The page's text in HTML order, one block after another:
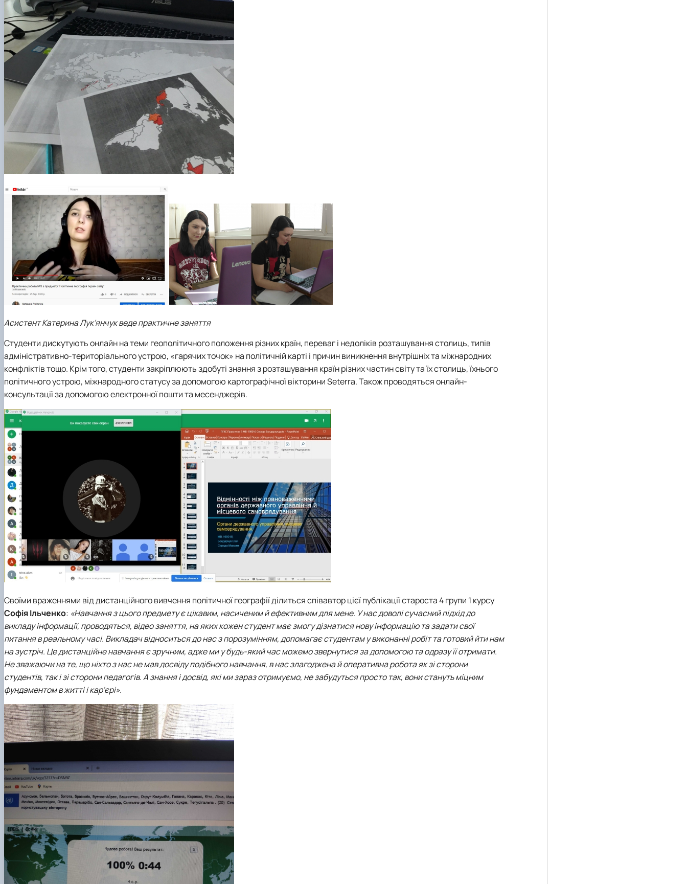
Асистент Катерина Лук’янчук веде практичне заняття
Студенти дискутують онлайн на теми геополітичного положення різних країн, переваг і недоліків розташування столиць, типів
адміністративно-територіального устрою, «гарячих точок» на політичній карті і причин виникнення внутрішніх та міжнародних
конфліктів тощо. Крім того, студенти закріплюють здобуті знання з розташування країн різних частин світу та їх столиць, їхнього
політичного устрою, міжнародного статусу за допомогою картографічної вікторини Seterra. Також проводяться онлайн-
консультації за допомогою електронної пошти та месенджерів.
Своїми враженнями від дистанційного вивчення політичної географії ділиться співавтор цієї публікації староста 4 групи 1 курсу
Софія Ільченко: «Навчання з цього предмету є цікавим, насиченим й ефективним для мене. У нас доволі сучасний підхід до
викладу інформації, проводяться, відео заняття, на яких кожен студент має змогу дізнатися нову інформацію та задати свої
питання в реальному часі. Викладач відноситься до нас з порозумінням, допомагає студентам у виконанні робіт та готовий йти нам
на зустріч. Це дистанційне навчання є зручним, адже ми у будь-який час можемо звернутися за допомогою та одразу її отримати.
Не зважаючи на те, що ніхто з нас не мав досвіду подібного навчання, в нас злагоджена й оперативна робота як зі сторони
студентів, так і зі сторони педагогів. А знання і досвід, які ми зараз отримуємо, не забудуться просто так, вони стануть міцним
фундаментом в житті і кар'єрі».